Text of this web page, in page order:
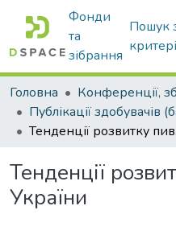
Фонди
та
зібрання
Пошук
Головна
Тенденції
України